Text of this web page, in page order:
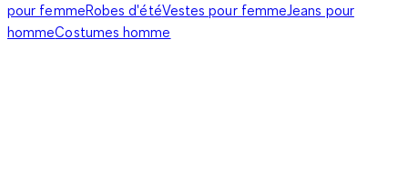
pour femmeRobes d'étéVestes pour femmeJeans pour
hommeCostumes homme